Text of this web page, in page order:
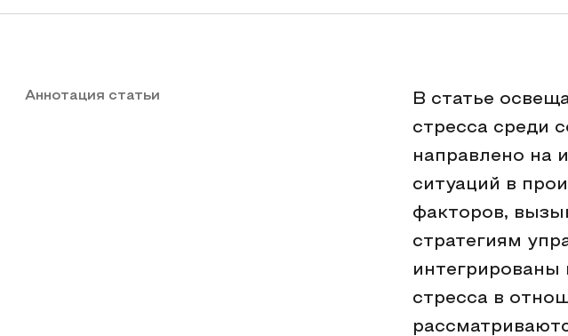
Аннотация статьи
В статье
стресса среди
направлено на
ситуаций в
факторов,
стратегиям
интегрированы
стресса в